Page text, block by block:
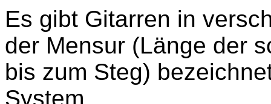
Es gibt Gitarren in
der Mensur (Länge der
bis zum Steg)
System